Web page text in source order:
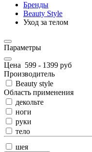
Бренды
Beauty Style
Уход за телом
Параметры
Цена 599 - 1399 руб
Производитель
Beauty style
Область применения
декольте
ноги
руки
тело
шея